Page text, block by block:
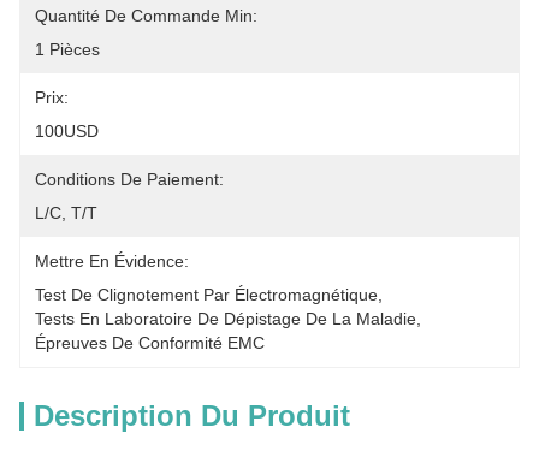
Quantité De Commande Min:
1 Pièces
Prix:
100USD
Conditions De Paiement:
L/C, T/T
Mettre En Évidence:
Test De Clignotement Par Électromagnétique
Tests En Laboratoire De Dépistage De La Maladie
Épreuves De Conformité EMC
Description Du Produit